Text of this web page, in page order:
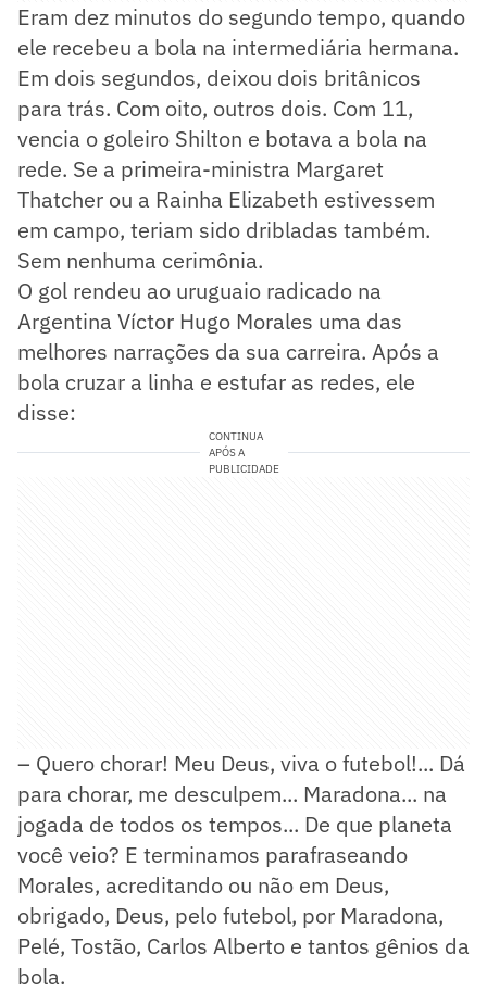
Eram dez minutos do segundo tempo, quando
ele recebeu a bola na intermediária hermana.
Em dois segundos, deixou dois britânicos
para trás. Com oito, outros dois. Com 11,
vencia o goleiro Shilton e botava a bola na
rede. Se a primeira-ministra Margaret
Thatcher ou a Rainha Elizabeth estivessem
em campo, teriam sido dribladas também.
Sem nenhuma cerimônia.
O gol rendeu ao uruguaio radicado na
Argentina Víctor Hugo Morales uma das
melhores narrações da sua carreira. Após a
bola cruzar a linha e estufar as redes, ele
disse:
CONTINUA
APÓS A
PUBLICIDADE
– Quero chorar! Meu Deus, viva o futebol!... Dá
para chorar, me desculpem... Maradona... na
jogada de todos os tempos... De que planeta
você veio? E terminamos parafraseando
Morales, acreditando ou não em Deus,
obrigado, Deus, pelo futebol, por Maradona,
Pelé, Tostão, Carlos Alberto e tantos gênios da
bola.